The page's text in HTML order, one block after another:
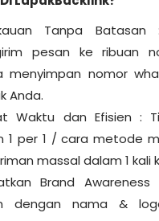
Tanpa
pesan ke ribuan
menyimpan nomor
Anda.
Waktu dan Efisien :
1 per 1 / cara metode
massal dalam 1 kali
Brand
dengan nama &